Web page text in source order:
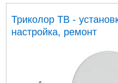
Триколор ТВ -
настройка, ремонт